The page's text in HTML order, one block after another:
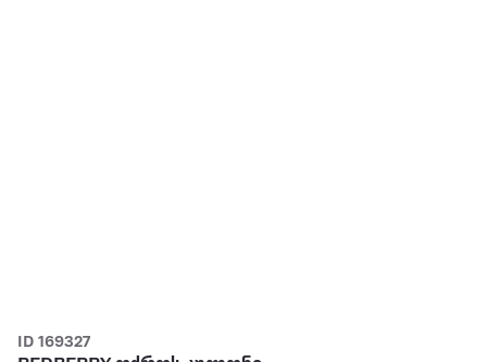
ID 169327